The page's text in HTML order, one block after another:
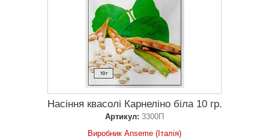
Насіння квасолі Карнеліно біла 10 гр.
Артикул: 3300П
Виробник Anseme (Італія)